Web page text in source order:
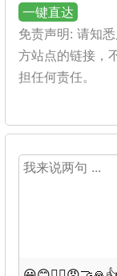
一键直达
免责声明: 请知
方站点的链接，
担任何责任。